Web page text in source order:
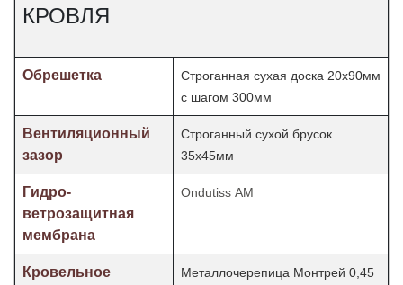
КРОВЛЯ
Обрешетка
Строганная сухая доска 20х90мм
с шагом 300мм
Вентиляционный
зазор
Строганный сухой брусок
35х45мм
Гидро-
ветрозащитная
мембрана
Ondutiss АМ
Кровельное
Металлочерепица Монтрей 0,45